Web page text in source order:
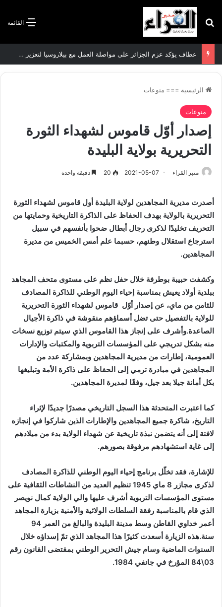
القائمة بحث عن
عطاف يؤكد عزم الجزائر على مواصلة العمل مع بيلاروسيا لتعزيز العلاقات الثنائية
الرئيسية === منوعات
منوعات
إصدار أوّل قاموس لشهداء الثورة
التحريرية بولاية البليدة
منبر القراء 2021-05-07
20 دقيقة واحدة
أصدرت مديرية المجاهدين لولاية البليدة أول قاموس لشهداء الثورة
التحريرية بالولاية بهدف الحفاظ على الذاكرة التاريخية وحمايتها من
التحريف تخليدًا لذكرى رجال أبطال ضحوا بأنفسهم في سبيل
استرجاع استقلال وطنهم، حسبما علم أمس الخميس من مديرة
المجاهدين.
وكشفت حبيبة بوطرفة خلال حفل نظم على مستوى متحف المجاهد
ببلدية أولاد يعيش بمناسبة إحياء اليوم الوطني للذاكرة المصادف
للثامن من ماي، عن إصدار أوّل قاموس لشهداء الثورة التحريرية
للولاية بالتفصيل حتى تضل أسماؤهم منقوشة في ذاكرة الأجيال
الصاعدة.وأشرف على إنجاز هذا القاموس الذي سيتم توزيع نسخات
منه بشكل تدريجي على المؤسسات التربوية والمكتبات والإدارات
العمومية، إطارات من مديرية المجاهدين وبمشاركة عدد من
المجاهدين في مبادرة ترمي إلى الحفاظ على ذاكرة الأمة وتبليغها
بكل أمانة جيلا بعد جيل، وفقًا لمديرة المجاهدين.
كما اعتبرت المتحدثة هذا السجل التاريخي مصدرًا جديدًا لإثراء
التاريخ، شاكرة جميع المجاهدين والإطارات الذين شاركوا في إنجازه
لافتة إلى أنه يتضمن نبذة تاريخية عن شهداء الولاية بدء من ميلادهم
إلى غاية استشهادهم مرفوقة بصورهم.
للإشارة، فقد تخلّل برنامج إحياء اليوم الوطني للذاكرة المصادف
لذكرى مجازر 8 ماي 1945 تنظيم العديد من النشاطات الثقافية على
مستوى المؤسسات التربوية أشرف عليها والي الولاية كمال نويصر
الذي قام بالمناسبة رفقة السلطات الولائية والأمنية بزيارة المجاهد
أعمر خداوي القاطن وسط مدينة البليدة والبالغ من العمر 94
سنة.هذه الزيارة أسعدت كثيرًا هذا المجاهد الذي تمّ إسداؤه خلال
السنوات الماضية وسام جيش التحرير الوطني بمقتضى القانون رقم
03\84 المؤرخ في جانفي 1984.